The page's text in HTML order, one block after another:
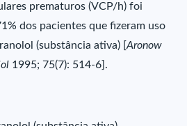
prematuros (VCP/h) foi
dos pacientes que fizeram uso
(substância ativa) [Aronow
1995; 75(7): 514-6].